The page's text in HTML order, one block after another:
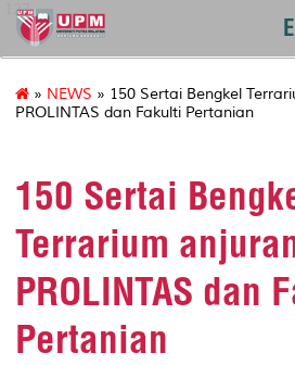
127
» NEWS » 150 Sertai Bengkel
PROLINTAS dan Fakulti Pertanian
150 Sertai
Terrarium
PROLINTAS dan
Pertanian